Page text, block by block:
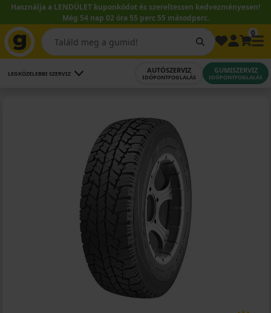
Használja a LENDÜLET kuponkódot és szereltessen kedvezményesen!
Még 54 nap 02 óra 55 perc 54 másodperc.
0
LEGKÖZELEBBI SZERVIZ AUTÓSZERVIZ
IDŐPONTFOGLALÁS
GUMISZERVIZ
IDŐPONTFOGLALÁS